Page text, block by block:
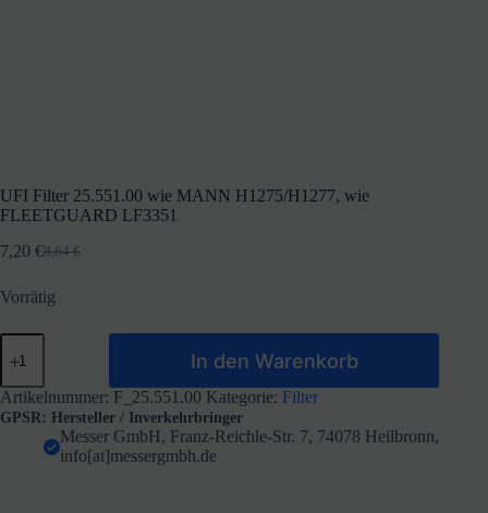
UFI Filter 25.551.00 wie MANN H1275/H1277, wie
FLEETGUARD LF3351
8,64€
Ursprünglicher
war:
7,20 €Aktueller
ist:
Vorrätig
UFI
Filter
wie
MANN
H1275/H1277,
In den Warenkorb
Artikelnummer: F_25.551.00 Kategorie: Filter
GPSR: Hersteller / Inverkehrbringer
Messer GmbH, Franz-Reichle-Str. 7, 74078 Heilbronn,
info[at]messergmbh.de